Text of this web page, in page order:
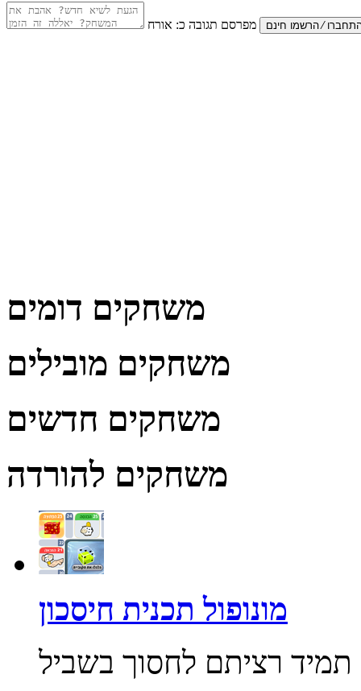
מפרסם תגובה כ: אורח
משחקים דומים
משחקים מובילים
משחקים חדשים
משחקים להורדה
מונופול תכנית חיסכון